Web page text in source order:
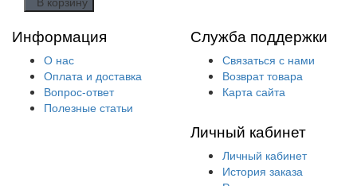
Информация
О нас
Оплата и доставка
Вопрос-ответ
Полезные статьи
Служба поддержки
Связаться с нами
Возврат товара
Карта сайта
Личный кабинет
Личный кабинет
История заказа